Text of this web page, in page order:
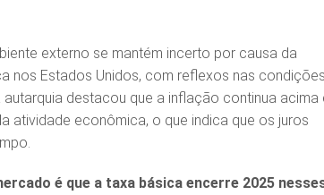
externo se mantém incerto por causa da
nos Estados Unidos, com reflexos nas condições
destacou que a inflação continua acima
atividade econômica, o que indica que os juros
é que a taxa básica encerre 2025